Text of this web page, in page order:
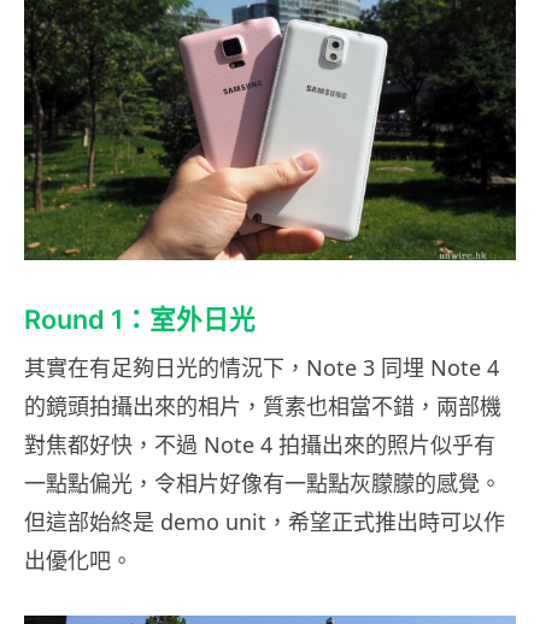
Round 1：室外日光
其實在有足夠日光的情況下，Note 3 同埋 Note 4
的鏡頭拍攝出來的相片，質素也相當不錯，兩部機
對焦都好快，不過 Note 4 拍攝出來的照片似乎有
一點點偏光，令相片好像有一點點灰朦朦的感覺。
但這部始終是 demo unit，希望正式推出時可以作
出優化吧。